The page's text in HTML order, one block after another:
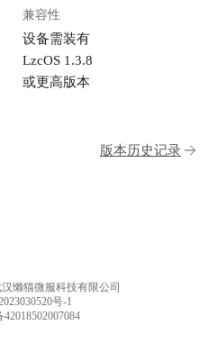
兼容性
设备需装有
LzcOS 1.3.8
或更高版本
版本历史记录
懒猫微服科技有限公司
号-1